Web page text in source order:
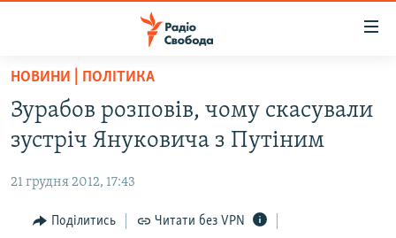
Перейти
основного
матеріалу
Перейти
до
навігації
РАДІО СВОБОДА – 70 РОКІВ
ВСЕ ЗА ДОБУ
СТАТТІ
ПОЛІТИКА
ЕКОНОМІКА
ВІЙНА
РОСІЙСЬКА «ФІЛЬТРАЦІЯ»
НОВИНИ | ПОЛІТИКА
Зурабов розповів, чому скасували
зустріч Януковича з Путіним
21 грудня 2012, 17:43
Поділитись Читати без VPN